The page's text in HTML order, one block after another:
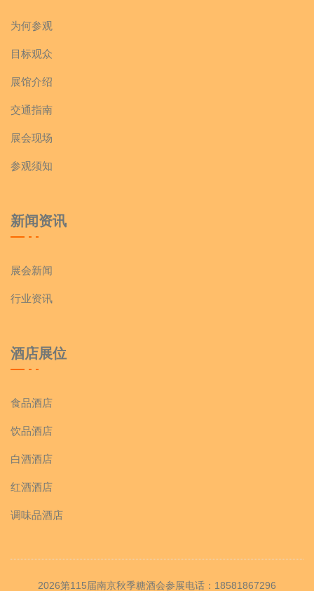
为何参观
目标观众
展馆介绍
交通指南
展会现场
参观须知
新闻资讯
展会新闻
行业资讯
酒店展位
食品酒店
饮品酒店
白酒酒店
红酒酒店
调味品酒店
2026第115届南京秋季糖酒会参展电话：18581867296